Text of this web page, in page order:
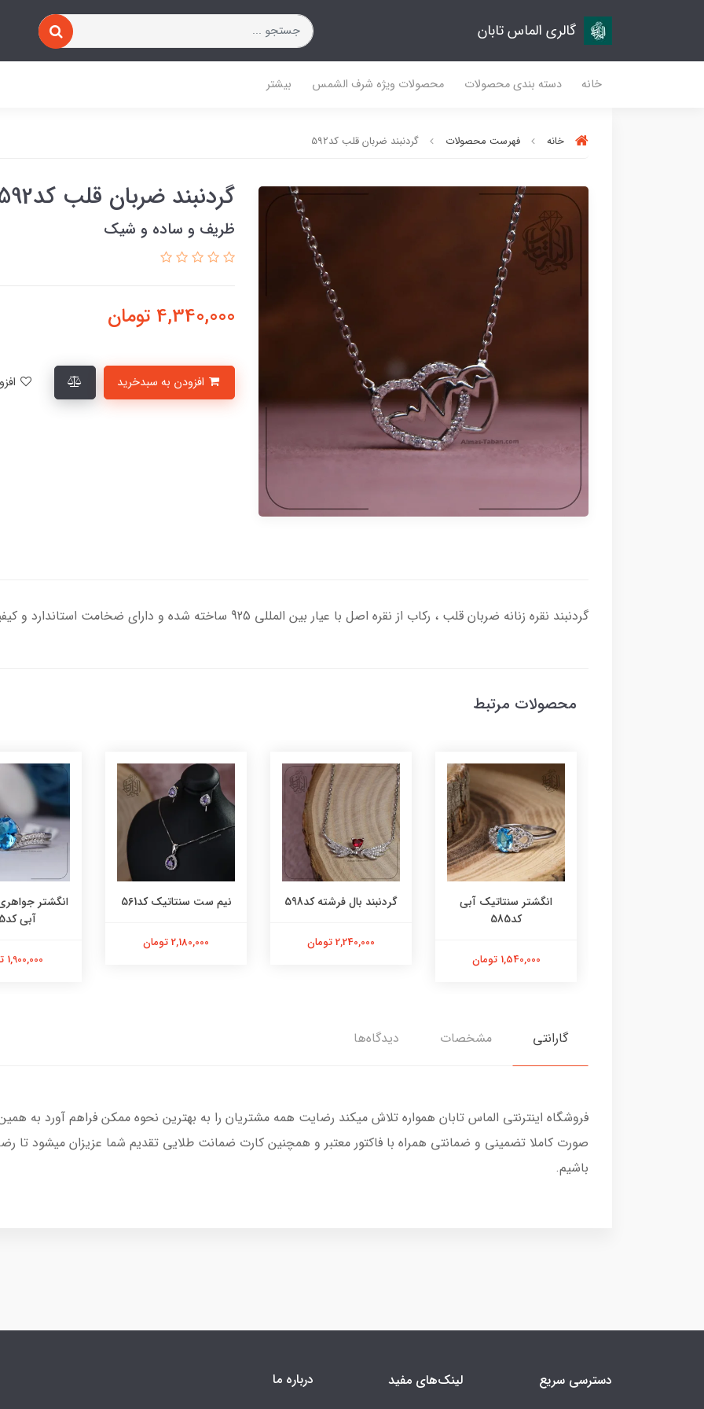
گالری الماس تابان
خانه دسته بندی محصولات محصولات ویژه شرف الشمس بیشتر
خانه فهرست محصولات گردنبند ضربان قلب کد592
گردنبند ضربان قلب کد592
ظریف و ساده و شیک
4,340,000 تومان
گردنبند نقره زنانه ضربان قلب ، رکاب از نقره اصل با عیار بین المللی 925 ساخته شده و دارای ضخامت استاندارد و کیفیت بالایی می‌باشد.
محصولات مرتبط
انگشتر سنتاتیک آبی
کد585
1,540,000 تومان
گردنبند بال فرشته کد598
2,240,000 تومان
نیم ست سنتاتیک کد561
2,180,000 تومان
انگشتر
آبی کد565
1,900,000 تومان
گارانتی مشخصات دیدگاه‌ها
فروشگاه اینترنتی الماس تابان همواره تلاش میکند رضایت همه مشتریان را به بهترین نحوه ممکن فراهم آورد به
صورت کاملا تضمینی و ضمانتی همراه با فاکتور معتبر و همچنین کارت ضمانت طلایی تقدیم شما عزیزان میشود تا
باشیم.
دسترسی سریع لینک‌های مفید درباره ما